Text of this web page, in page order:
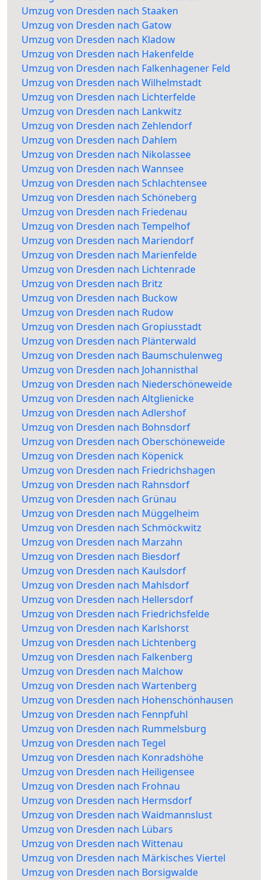
Umzug von Dresden nach Staaken
Umzug von Dresden nach Gatow
Umzug von Dresden nach Kladow
Umzug von Dresden nach Hakenfelde
Umzug von Dresden nach Falkenhagener Feld
Umzug von Dresden nach Wilhelmstadt
Umzug von Dresden nach Lichterfelde
Umzug von Dresden nach Lankwitz
Umzug von Dresden nach Zehlendorf
Umzug von Dresden nach Dahlem
Umzug von Dresden nach Nikolassee
Umzug von Dresden nach Wannsee
Umzug von Dresden nach Schlachtensee
Umzug von Dresden nach Schöneberg
Umzug von Dresden nach Friedenau
Umzug von Dresden nach Tempelhof
Umzug von Dresden nach Mariendorf
Umzug von Dresden nach Marienfelde
Umzug von Dresden nach Lichtenrade
Umzug von Dresden nach Britz
Umzug von Dresden nach Buckow
Umzug von Dresden nach Rudow
Umzug von Dresden nach Gropiusstadt
Umzug von Dresden nach Plänterwald
Umzug von Dresden nach Baumschulenweg
Umzug von Dresden nach Johannisthal
Umzug von Dresden nach Niederschöneweide
Umzug von Dresden nach Altglienicke
Umzug von Dresden nach Adlershof
Umzug von Dresden nach Bohnsdorf
Umzug von Dresden nach Oberschöneweide
Umzug von Dresden nach Köpenick
Umzug von Dresden nach Friedrichshagen
Umzug von Dresden nach Rahnsdorf
Umzug von Dresden nach Grünau
Umzug von Dresden nach Müggelheim
Umzug von Dresden nach Schmöckwitz
Umzug von Dresden nach Marzahn
Umzug von Dresden nach Biesdorf
Umzug von Dresden nach Kaulsdorf
Umzug von Dresden nach Mahlsdorf
Umzug von Dresden nach Hellersdorf
Umzug von Dresden nach Friedrichsfelde
Umzug von Dresden nach Karlshorst
Umzug von Dresden nach Lichtenberg
Umzug von Dresden nach Falkenberg
Umzug von Dresden nach Malchow
Umzug von Dresden nach Wartenberg
Umzug von Dresden nach Hohenschönhausen
Umzug von Dresden nach Fennpfuhl
Umzug von Dresden nach Rummelsburg
Umzug von Dresden nach Tegel
Umzug von Dresden nach Konradshöhe
Umzug von Dresden nach Heiligensee
Umzug von Dresden nach Frohnau
Umzug von Dresden nach Hermsdorf
Umzug von Dresden nach Waidmannslust
Umzug von Dresden nach Lübars
Umzug von Dresden nach Wittenau
Umzug von Dresden nach Märkisches Viertel
Umzug von Dresden nach Borsigwalde